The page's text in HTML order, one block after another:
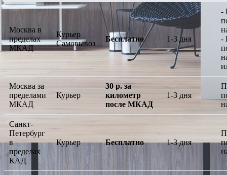
Москва в
пределах
МКАД
Курьер
Самовывоз
Бесплатно 1-3 дня
-
-
Москва за
пределами
МКАД
Курьер
30 р. за
километр
после МКАД
1-3 дня
Санкт-
Петербург
в
пределах
КАД
Курьер Бесплатно 1-3 дня